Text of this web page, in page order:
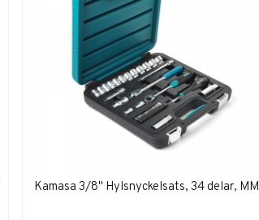
Kamasa 3/8" Hylsnyckelsats, 34 delar, MM